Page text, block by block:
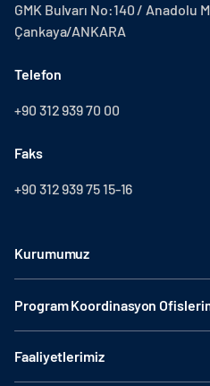
GMK Bulvarı No:140 / Anadolu
Çankaya/ANKARA
Telefon
+90 312 939 70 00
Faks
+90 312 939 75 15-16
Kurumumuz
Program Koordinasyon
Faaliyetlerimiz